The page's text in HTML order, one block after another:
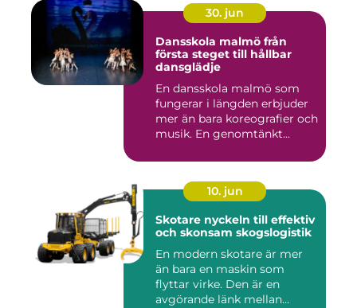
30. jun
Dansskola malmö från
första steget till hållbar
dansglädje
En dansskola malmö som
fungerar i längden erbjuder
mer än bara koreografier och
musik. En genomtänkt...
10. jun
Skotare nyckeln till effektiv
och skonsam skogslogistik
En modern skotare är mer
än bara en maskin som
flyttar virke. Den är en
avgörande länk mellan